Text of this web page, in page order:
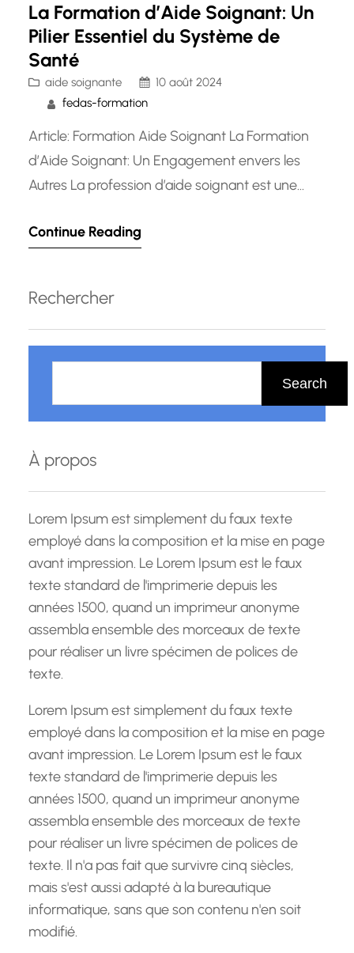
La Formation d’Aide Soignant: Un
Pilier Essentiel du Système de
Santé
aide soignante
10 août 2024
fedas-formation
Article: Formation Aide Soignant La Formation
d’Aide Soignant: Un Engagement envers les
Autres La profession d’aide soignant est une
fonctionnement du système de santé. Les aides
soutien précieux aux infirmiers et aux médecins.
La…
Continue Reading
Rechercher
h
r
c
h
Search
À propos
Lorem Ipsum est simplement du faux texte
employé dans la composition et la mise en page
avant impression. Le Lorem Ipsum est le faux
texte standard de l'imprimerie depuis les
années 1500, quand un imprimeur anonyme
assembla ensemble des morceaux de texte
pour réaliser un livre spécimen de polices de
texte.
Lorem Ipsum est simplement du faux texte
employé dans la composition et la mise en page
avant impression. Le Lorem Ipsum est le faux
texte standard de l'imprimerie depuis les
années 1500, quand un imprimeur anonyme
assembla ensemble des morceaux de texte
pour réaliser un livre spécimen de polices de
texte. Il n'a pas fait que survivre cinq siècles,
mais s'est aussi adapté à la bureautique
informatique, sans que son contenu n'en soit
modifié.